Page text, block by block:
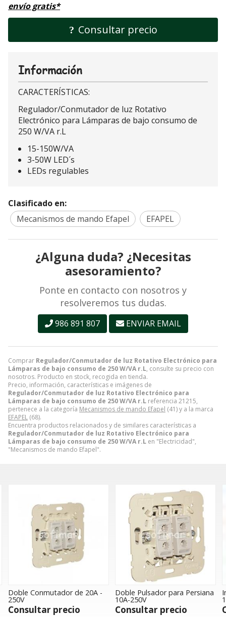
envío gratis*
Consultar precio
Comprar Regulador/Conmutador de luz Rotativo Electrónico para
Lámparas de bajo consumo de 250 W/VA r.L, consulte su precio con
nosotros. Producto en stock, recogida en tienda.
Precio, información, características e imágenes de
Regulador/Conmutador de luz Rotativo Electrónico para
Lámparas de bajo consumo de 250 W/VA r.L referencia 21215,
pertenece a la categoría Mecanismos de mando Efapel (41) y a la marca
EFAPEL (68).
Encuentra productos relacionados y de similares características a
Regulador/Conmutador de luz Rotativo Electrónico para
Lámparas de bajo consumo de 250 W/VA r.L en "Electricidad",
"Mecanismos de mando Efapel".
Información
CARACTERÍSTICAS:
Regulador/Conmutador de luz Rotativo
Electrónico para Lámparas de bajo consumo de
250 W/VA r.L
15-150W/VA
3-50W LED´s
LEDs regulables
Clasificado en:
Mecanismos de mando Efapel
EFAPEL
¿Alguna duda? ¿Necesitas
asesoramiento?
Ponte en contacto con nosotros y
resolveremos tus dudas.
986 891 807 ENVIAR EMAIL
Doble Conmutador de 20A -
250V
Consultar precio
Doble Pulsador para Persiana
10A-250V
Consultar precio